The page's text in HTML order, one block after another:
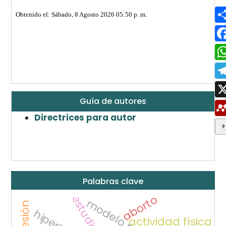
Guía de autores
Directrices para autor
Palabras clave
actividad física
aborto